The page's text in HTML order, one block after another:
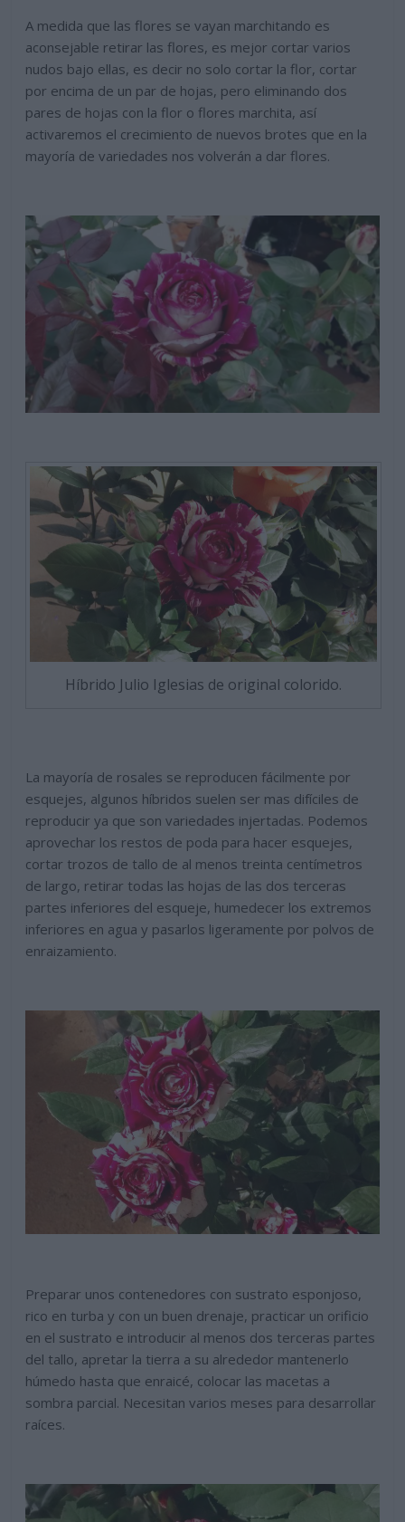
A medida que las flores se vayan marchitando es
aconsejable retirar las flores, es mejor cortar varios
nudos bajo ellas, es decir no solo cortar la flor, cortar
por encima de un par de hojas, pero eliminando dos
pares de hojas con la flor o flores marchita, así
activaremos el crecimiento de nuevos brotes que en la
mayoría de variedades nos volverán a dar flores.
Híbrido Julio Iglesias de original colorido.
La mayoría de rosales se reproducen fácilmente por
esquejes, algunos híbridos suelen ser mas difíciles de
reproducir ya que son variedades injertadas. Podemos
aprovechar los restos de poda para hacer esquejes,
cortar trozos de tallo de al menos treinta centímetros
de largo, retirar todas las hojas de las dos terceras
partes inferiores del esqueje, humedecer los extremos
inferiores en agua y pasarlos ligeramente por polvos de
enraizamiento.
Preparar unos contenedores con sustrato esponjoso,
rico en turba y con un buen drenaje, practicar un orificio
en el sustrato e introducir al menos dos terceras partes
del tallo, apretar la tierra a su alrededor mantenerlo
húmedo hasta que enraicé, colocar las macetas a
sombra parcial. Necesitan varios meses para desarrollar
raíces.